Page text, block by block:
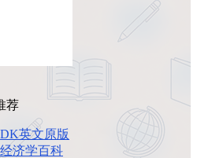
荐
DK英文原版
经济学百科